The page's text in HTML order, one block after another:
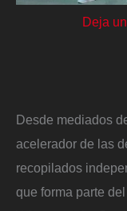
Deja
Desde mediados
acelerador de las
recopilados
que forma parte